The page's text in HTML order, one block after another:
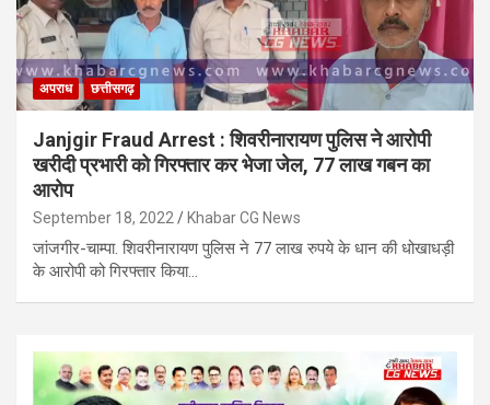
अपराध छत्तीसगढ़
Janjgir Fraud Arrest : शिवरीनारायण पुलिस ने आरोपी
खरीदी प्रभारी को गिरफ्तार कर भेजा जेल, 77 लाख गबन का
आरोप
September 18, 2022 Khabar CG News
जांजगीर-चाम्पा. शिवरीनारायण पुलिस ने 77 लाख रुपये के धान की धोखाधड़ी
के आरोपी को गिरफ्तार किया…